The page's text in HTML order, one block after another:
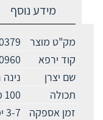
מידע נוסף
מק"ט מוצר
קוד ירפא
שם יצרן
נינה
תכולה
100 מ"ל (229 ₪ ל-100 מ"ל)
זמן אספקה
3-7 ימי עסקים